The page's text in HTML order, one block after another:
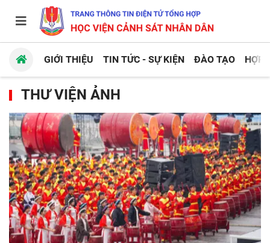
GIỚI THIỆU TIN TỨC - SỰ KIỆN ĐÀO TẠO HỢP
THƯ VIỆN ẢNH